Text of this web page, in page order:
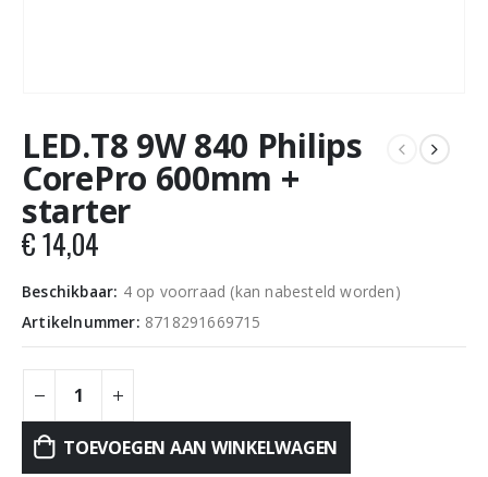
LED.T8 9W 840 Philips
CorePro 600mm +
starter
€14,04
Beschikbaar: 4 op voorraad (kan nabesteld worden)
Artikelnummer: 8718291669715
TOEVOEGEN AAN WINKELWAGEN